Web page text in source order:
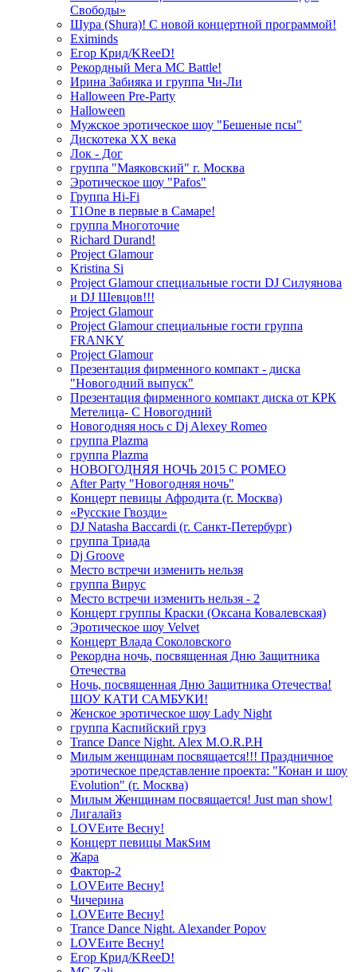
Свободы»
Шура (Shura)! С новой концертной программой!
Eximinds
Егор Крид/KReeD!
Рекордный Мега МС Battle!
Ирина Забияка и группа Чи-Ли
Halloween Pre-Party
Halloween
Мужское эротическое шоу "Бешеные псы"
Дискотека ХХ века
Лок - Дог
группа "Маяковский" г. Москва
Эротическое шоу "Pafos"
Группа Hi-Fi
T1One в первые в Самаре!
группа Многоточие
Richard Durand!
Project Glamour
Kristina Si
Project Glamour специальные гости DJ Силуянова
и DJ Шевцов!!!
Project Glamour
Project Glamour специальные гости группа
FRANKY
Project Glamour
Презентация фирменного компакт - диска
"Новогодний выпуск"
Презентация фирменного компакт диска от КРК
Метелица- С Новогодний
Новогодняя нось с Dj Alexey Romeo
группа Plazma
группа Plazma
НОВОГОДНЯЯ НОЧЬ 2015 C РОМЕО
After Party "Новогодняя ночь"
Концерт певицы Афродита (г. Москва)
«Русские Гвозди»
DJ Natasha Baccardi (г. Санкт-Петербург)
группа Триада
Dj Groove
Место встречи изменить нельзя
группа Вирус
Место встречи изменить нельзя - 2
Концерт группы Краски (Оксана Ковалевская)
Эротическое шоу Velvet
Концерт Влада Соколовского
Рекордна ночь, посвященная Дню Защитника
Отечества
Ночь, посвященная Дню Защитника Отечества!
ШОУ КАТИ САМБУКИ!
Женское эротическое шоу Lady Night
группа Каспийский груз
Trance Dance Night. Alex M.O.R.P.H
Милым женщинам посвящается!!! Праздничное
эротическое представление проекта: "Конан и шоу
Evolution" (г. Москва)
Милым Женщинам посвящается! Just man show!
Лигалайз
LOVEите Весну!
Концерт певицы МакSим
Жара
Фактор-2
LOVEите Весну!
Чичерина
LOVEите Весну!
Trance Dance Night. Alexander Popov
LOVEите Весну!
Егор Крид/KReeD!